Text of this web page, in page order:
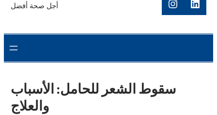
أجل صحة أفضل
سقوط الشعر للحامل: الأسباب
والعلاج